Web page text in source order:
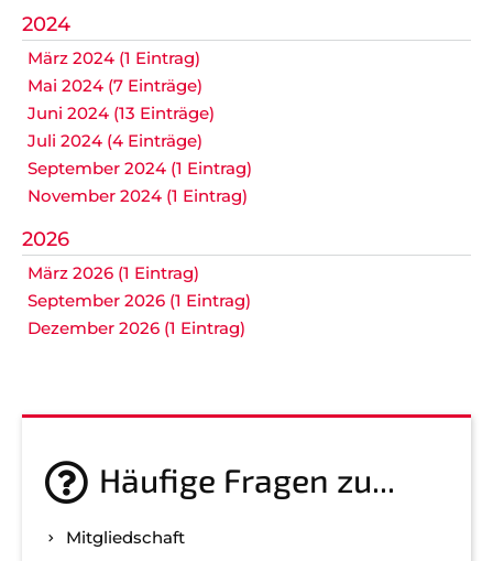
2024
März 2024 (1 Eintrag)
Mai 2024 (7 Einträge)
Juni 2024 (13 Einträge)
Juli 2024 (4 Einträge)
September 2024 (1 Eintrag)
November 2024 (1 Eintrag)
2026
März 2026 (1 Eintrag)
September 2026 (1 Eintrag)
Dezember 2026 (1 Eintrag)
Häufige Fragen zu...
Mitgliedschaft